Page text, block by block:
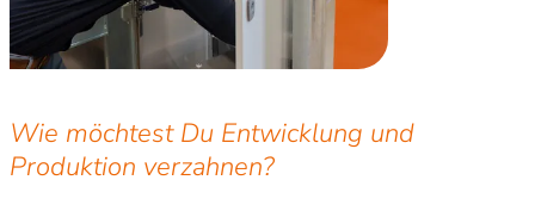
Wie möchtest Du Entwicklung und
Produktion verzahnen?